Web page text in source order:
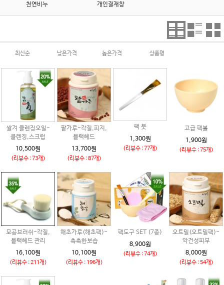
천연비누 개인결재창
최신순 낮은가격 높은가격 상품명
쌀겨 클렌징오일-
클렌징,스크럽
10,500원
(리뷰수 : 73개)
팥가루-각질,피지,
블랙헤드
13,700원
(리뷰수 : 87개)
팩 붓
1,300원
(리뷰수 : 77개)
고급 팩볼
1,900원
(리뷰수 : 75개)
모공브러쉬-각질,
블랙헤드 관리
16,100원
(리뷰수 : 211개)
해초가루(해초팩)-
촉촉한보습
10,100원
(리뷰수 : 196개)
팩도구 SET (7종)
8,900원
(리뷰수 : 74개)
오트밀(오트밀팩)-
악건성피부
8,000원
(리뷰수 : 54개)